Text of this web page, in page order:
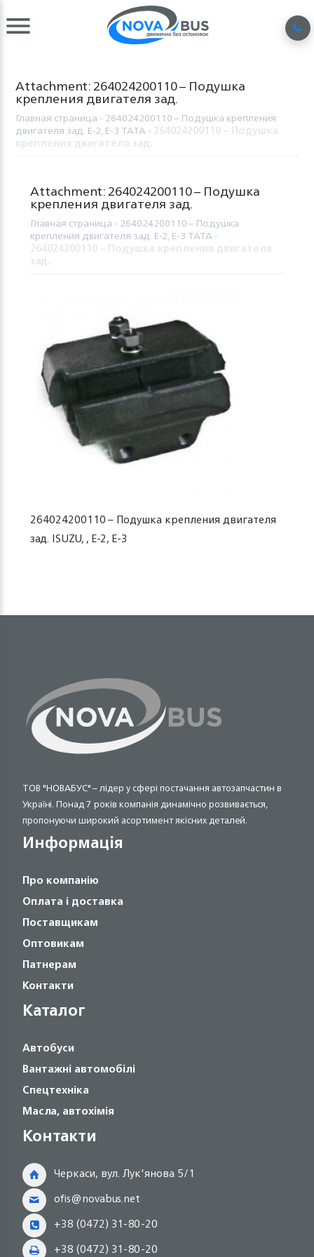
Attachment: 264024200110 – Подушка
крепления двигателя зад.
Главная страница 264024200110 – Подушка крепления
двигателя зад. E-2, E-3 TATA
Attachment: 264024200110 – Подушка
крепления двигателя зад.
Главная страница 264024200110 – Подушка
крепления двигателя зад. E-2, E-3 TATA»
264024200110 – Подушка крепления двигателя
зад. ISUZU, , E-2, E-3
ТОВ "НОВАБУС" – лідер у сфері постачання автозапчастин в
Україні. Понад 7 років компанія динамічно розвивається,
пропонуючи широкий асортимент якісних деталей.
Информація
Про компанію
Оплата і доставка
Поставщикам
Оптовикам
Патнерам
Контакти
Каталог
Автобуси
Вантажні автомобілі
Спецтехніка
Масла, автохімія
Контакти
Черкаси, вул. Лук'янова 5/1
ofis@novabus.net
+38 (0472) 31-80-20
+38 (0472) 31-80-20